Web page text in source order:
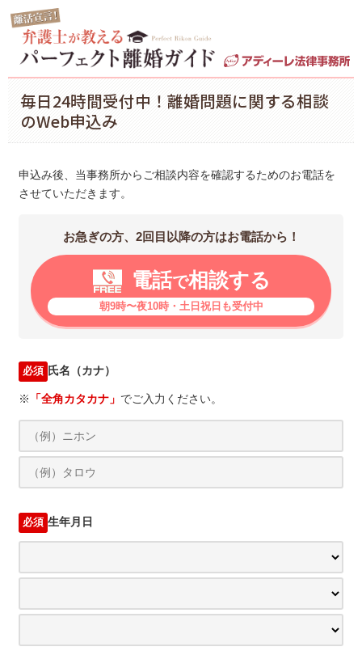
毎日24時間受付中！離婚問題に関する相談
のWeb申込み
申込み後、当事務所からご相談内容を確認するためのお電話を
させていただきます。
お急ぎの方、2回目以降の方はお電話から！
電話で相談する
朝9時〜夜10時・土日祝日も受付中
必須 氏名（カナ）
※ 「全角カタカナ」 でご入力ください。
必須 生年月日